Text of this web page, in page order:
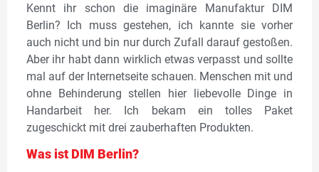
Kennt ihr schon die imaginäre Manufaktur DIM
Berlin? Ich muss gestehen, ich kannte sie vorher
auch nicht und bin nur durch Zufall darauf gestoßen.
Aber ihr habt dann wirklich etwas verpasst und sollte
mal auf der Internetseite schauen. Menschen mit und
ohne Behinderung stellen hier liebevolle Dinge in
Handarbeit her. Ich bekam ein tolles Paket
zugeschickt mit drei zauberhaften Produkten.
Was ist DIM Berlin?